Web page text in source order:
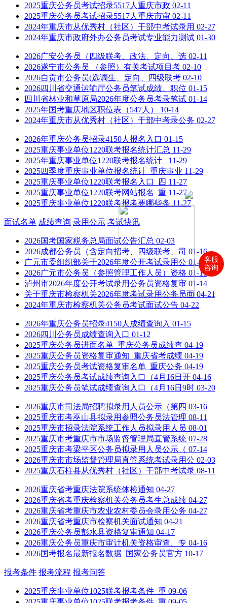
客服
咨询
2025重庆公务员考试招录5517人重庆市政 02-11
2025重庆公务员考试招录5517人重庆市审 02-11
2024年重庆市从优秀村（社区）干部中考试录用 02-27
2024年重庆市政府外办公务员考试专业能力测试 01-30
2026广安公务员（四级联考、政法、定向、选 02-11
2026遂宁市公务员 （参照）有关考试项目考 02-10
2026自贡市公务员(选调生、定向、四级联考 02-10
2026四川省交通运输厅公务员笔试成绩、职位 01-15
四川省林业和草原局2026年度公务员考录笔试 01-14
2025年国考重庆地区职位表（547人） 10-14
2024年重庆市从优秀村（社区）干部中考录公务 02-27
2026年重庆公务员招录4150人报名入口 01-15
2025重庆事业单位1220联考报名统计汇总 11-29
2025年重庆事业单位1220联考报名统计_ 11-29
2025四季度重庆事业单位报名统计_重庆事业 11-29
2025重庆事业单位1220联考报名入口_四 11-27
2025重庆事业单位1220联考网站报名_重 11-27
2025重庆事业单位1220联考报考要哪些条 11-27
面试名单 成绩查询 录用公示 考试快讯
2026国考国家税务总局面试公告汇总 02-03
2026成都公务员（含定向招考、四级联考、司 01-16
广元市委组织部关于2026年度公开考试录用公 01-15
2026广元市公务员（参照管理工作人员）资格 01-15
泸州市2026年度公开考试录用公务员资格复审 01-14
关于重庆市检察机关2026年度考试录用公务员面 04-21
2024年重庆市检察机关公务员考试面试公告 04-22
2026年重庆公务员招录4150人成绩查询入 01-15
2026四川公务员成绩查询入口 01-12
2025重庆公务员进面名单_重庆公务员成绩查 04-19
2025重庆公务员资格复审通知_重庆省考成绩 04-19
2025重庆公务员考试资格复审名单_重庆公务 04-19
2025重庆公务员考试成绩查询入口（4月16日开 04-16
2025重庆公务员笔试成绩查询入口（4月16日9时 03-20
2026重庆市司法局招聘拟录用人员公示（第四 03-16
2025重庆市考巫山县拟录用参照公务员法管理 08-11
2025重庆市招录法院系统工作人员拟录用人员 08-01
2025重庆市考重庆市市场监督管理局直管系统 07-28
2025重庆市考梁平区公务员拟录用人员公示（ 07-14
2026重庆市市场监督管理局直管系统考试录用公 02-03
2025重庆石柱县从优秀村（社区）干部中考试录 08-11
2026重庆省考重庆法院系统体检通知 04-27
2026重庆省考重庆检察机关公务员考生总成绩 04-27
2026重庆省考重庆市农业农村委员会录用公务 04-27
2026重庆省考重庆市检察机关面试通知 04-21
2026重庆公务员彭水县资格复审通知 04-17
2026重庆公务员重庆市审计机关资格审查、专 04-16
2026国考报名最新报名数据_国家公务员官方 10-17
报考条件 报考流程 报考问答
2025重庆事业单位1025联考报考条件_重 09-06